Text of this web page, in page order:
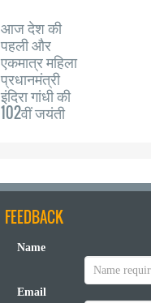
आज देश की
पहली और
एकमात्र महिला
प्रधानमंत्री
इंदिरा गांधी की
102वीं जयंती
FEEDBACK
Name
Email